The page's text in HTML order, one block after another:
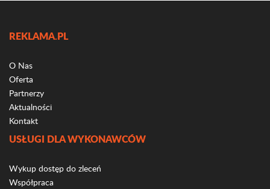
REKLAMA.PL
O Nas
Oferta
Partnerzy
Aktualności
Kontakt
USŁUGI DLA WYKONAWCÓW
Wykup dostęp do zleceń
Współpraca